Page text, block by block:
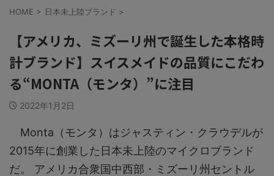
HOME > 日本未上陸ブランド >
【アメリカ、ミズーリ州で誕生した本格時
計ブランド】スイスメイドの品質にこだわ
る“MONTA（モンタ）”に注目
2022年1月2日
Monta（モンタ）はジャスティン・クラウデルが
2015年に創業した日本未上陸のマイクロブランド
だ。 アメリカ合衆国中西部・ミズーリ州セントル